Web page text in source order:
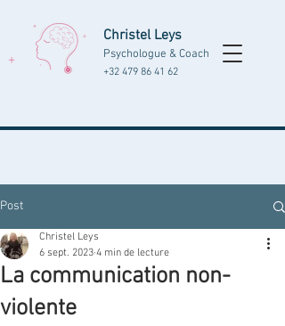
Christel Leys
Psychologue & Coach
+32 479 86 41 62
Post
La communication non-
violente
Christel Leys
6 sept. 2023 4 min de lecture